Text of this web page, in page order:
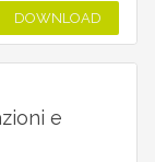
DOWNLOAD
e